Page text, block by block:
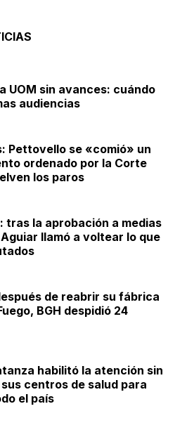
UOM sin avances: cuándo
audiencias
Pettovello se «comió» un
ordenado por la Corte
los paros
tras la aprobación a medias
llamó a voltear lo que
de reabrir su fábrica
BGH despidió 24
habilitó la atención sin
centros de salud para
el país